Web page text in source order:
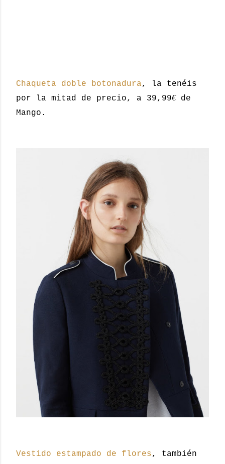
Chaqueta doble botonadura, la tenéis
por la mitad de precio, a 39,99€de
Mango.
Vestido estampado de flores, también